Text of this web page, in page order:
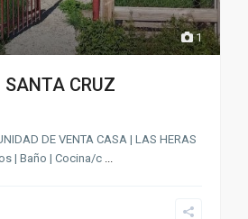
1
CRUZ
DE VENTA CASA | LAS HERAS
| Baño | Cocina/c